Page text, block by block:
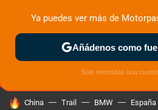
MENÚ
ZONA DE PRUEBAS DEPORTIVAS
HOY SE HABLA DE
China Trail BMW España
Ya puedes ver más de
Añádenos como
Solo necesitas una